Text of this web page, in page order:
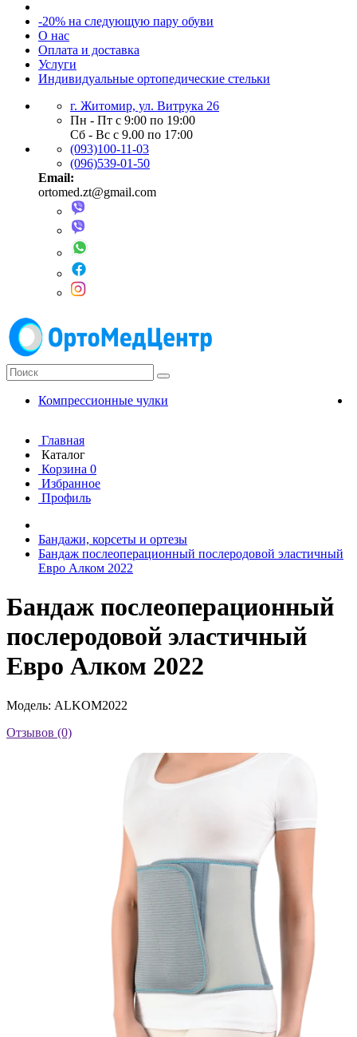
-20% на следующую пару обуви
О нас
Оплата и доставка
Услуги
Индивидуальные ортопедические стельки
г. Житомир, ул. Витрука 26
Пн - Пт с 9:00 по 19:00
Сб - Вс с 9.00 по 17:00
(093)100-11-03
(096)539-01-50
Email:
ortomed.zt@gmail.com
Компрессионные чулки
Главная
Каталог
Корзина 0
Избранное
Профиль
Бандажи, корсеты и ортезы
Бандаж послеоперационный послеродовой эластичный
Евро Алком 2022
Бандаж послеоперационный
послеродовой эластичный
Евро Алком 2022
Модель: ALKOM2022
Отзывов (0)